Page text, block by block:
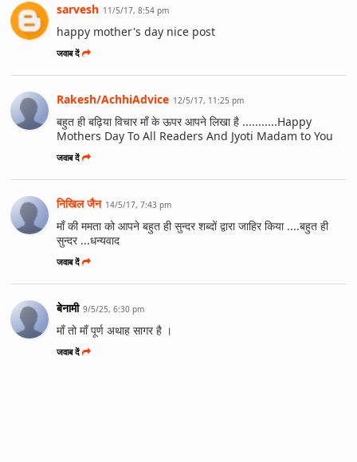
sarvesh 11/5/17, 8:54 pm
happy mother's day nice post
जवाब दें
Rakesh/AchhiAdvice 12/5/17, 11:25 pm
बहुत ही बढ़िया विचार माँ के ऊपर आपने लिखा है ...........Happy
Mothers Day To All Readers And Jyoti Madam to You
जवाब दें
निखिल जैन 14/5/17, 7:43 pm
माँ की ममता को आपने बहुत ही सुन्दर शब्दों द्वारा जाहिर किया ....बहुत ही
सुन्दर ...धन्यवाद
जवाब दें
बेनामी 9/5/25, 6:30 pm
माँ तो माँ पूर्ण अथाह सागर है ।
जवाब दें